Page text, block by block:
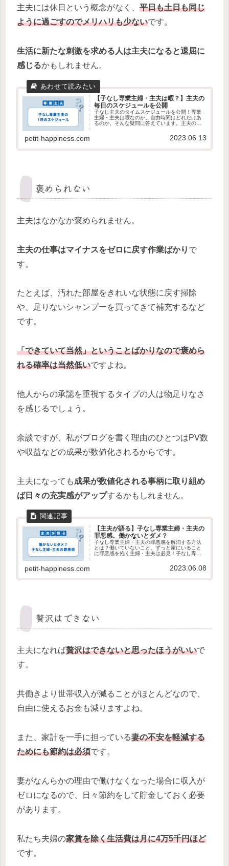
主夫には休日という概念がなく、 平日も土日も同じ
ように過ごすのでメリハリも少ないです。
生活に新たな刺激を求める人は主夫になると退屈に
感じるかもしれません。
【子なし専業主婦・主夫は暇？】主夫の
毎日のスケジュールを公開
子なし主夫のタイムスケジュールを公開！専業
主婦・主夫は暇なのか、自由時間はどれだけあ
るのか。そんな疑問に答えています。主夫の暮
petit-happiness.com 2023.06.13
褒められない
主夫はなかなか褒められません。
主夫の仕事はマイナスをゼロに戻す作業ばかり で
す。
たとえば、汚れた部屋をきれいな状態に戻す掃除
や、足りないシャンプーを買ってきて補充するなど
です。
「できていて当然」ということばかりなので褒めら
れる確率は当然低いですよね。
他人からの承認を重視するタイプの人は物足りなさ
を感じるでしょう。
余談ですが、私がブログを書く理由のひとつはPV数
や収益などの成果が数値化されるからです。
主夫になっても成果が数値化される事柄に取り組め
ば日々の充実感がアップするかもしれません。
【主夫が語る】子なし専業主婦・主夫の
罪悪感。働かないとダメ？
子なし専業主婦・主夫の罪悪感を解消する方法
とは？働いていないこと、ずっと家にいること
に罪悪感を抱く主婦・主夫は必見！子なし専業
petit-happiness.com 2023.06.08
贅沢はできない
主夫になれば贅沢はできないと思ったほうがいいで
す。
共働きより世帯収入が減ることがほとんどなので、
自由に使えるお金も減りますよね。
また、家計を一手に担っている妻の不安を軽減する
ためにも節約は必須です。
妻がなんらかの理由で働けなくなった場合に収入が
ゼロになるので、日々節約をして貯金しておく必要
があります。
私たち夫婦の家賃を除く生活費は月に4万5千円ほど
です。